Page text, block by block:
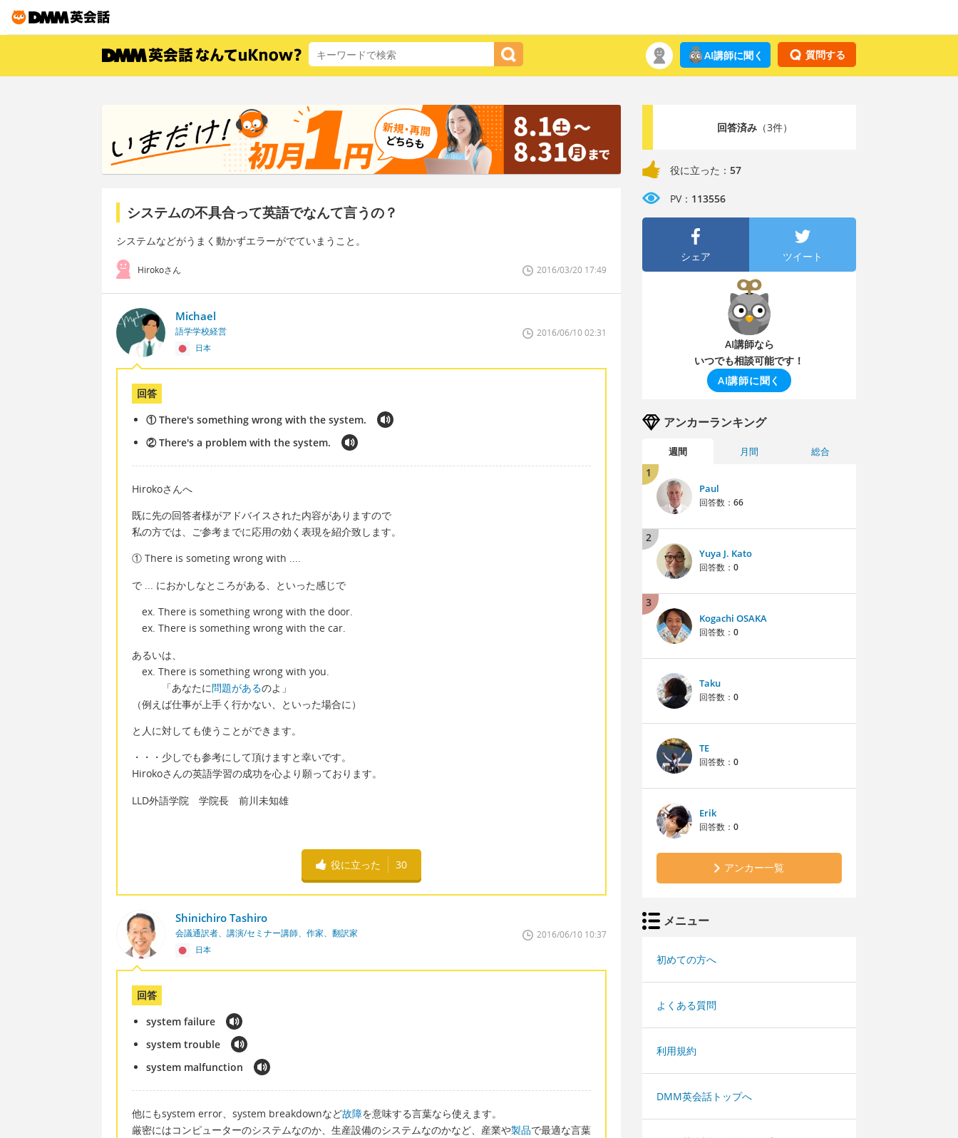
質問する
AI講師に聞く
システムの不具合って英語でなんて言うの？
システムなどがうまく動かずエラーがでていまうこと。
Hirokoさん 2016/03/20 17:49
Michael
語学学校経営
日本
2016/06/10 02:31
回答
① There's something wrong with the system.
② There's a problem with the system.
Hirokoさんへ
既に先の回答者様がアドバイスされた内容がありますので
私の方では、ご参考までに応用の効く表現を紹介致します。
① There is someting wrong with ....
で ... におかしなところがある、といった感じで
ex. There is something wrong with the door.
ex. There is something wrong with the car.
あるいは、
ex. There is something wrong with you.
「あなたに問題があるのよ」
（例えば仕事が上手く行かない、といった場合に）
と人に対しても使うことができます。
・・・少しでも参考にして頂けますと幸いです。
Hirokoさんの英語学習の成功を心より願っております。
LLD外語学院 学院長 前川未知雄
役に立った 30
Shinichiro Tashiro
会議通訳者、講演/セミナー講師、作家、翻訳家
日本
2016/06/10 10:37
回答
system failure
system trouble
system malfunction
他にもsystem error、system breakdownなど故障を意味する言葉なら使えます。
厳密にはコンピューターのシステムなのか、生産設備のシステムなのかなど、産業や製品で最適な言葉
回答済み（3件）
役に立った： 57
PV： 113556
シェア ツイート
AI講師なら
いつでも相談可能です！
AI講師に聞く
アンカーランキング
週間 月間 総合
1
Paul
回答数： 66
2
Yuya J. Kato
回答数： 0
3
Kogachi OSAKA
回答数： 0
Taku
回答数： 0
TE
回答数： 0
Erik
回答数： 0
アンカー一覧
メニュー
初めての方へ
よくある質問
利用規約
DMM英会話トップへ